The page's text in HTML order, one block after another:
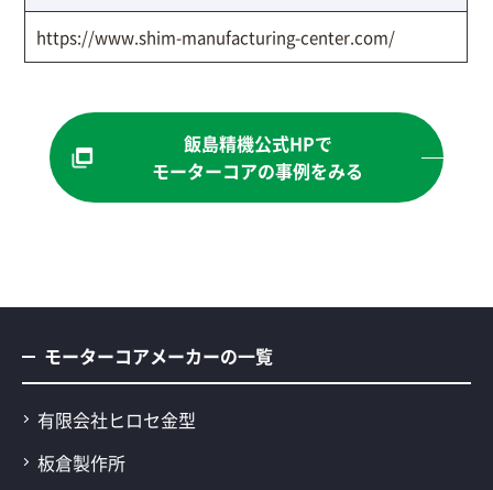
https://www.shim-manufacturing-center.com/
飯島精機公式HPで
モーターコアの事例をみる
モーターコアメーカーの一覧
有限会社ヒロセ金型
板倉製作所